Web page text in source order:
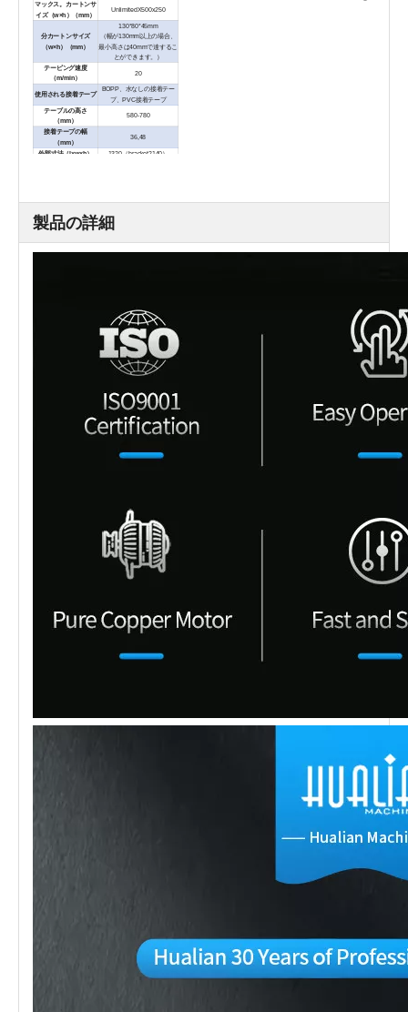
マックス。カートンサ
イズ（w×h）（mm）
UnlimitedX500x250
分カートンサイズ
（w×h）（mm）
130*80*45mm
（幅が130mm以上の場合、
最小高さは40mmで達するこ
とができます。）
テーピング速度
（m/min）
20
使用される接着テープ
BOPP、水なしの接着テー
プ、PVC接着テープ
テーブルの高さ
（mm）
580-780
接着テープの幅
（mm）
36,48
外部寸法（l×w×h）
1320（bracket2140）
マックス。重量の負荷
マックス。テープの外
製品の詳細